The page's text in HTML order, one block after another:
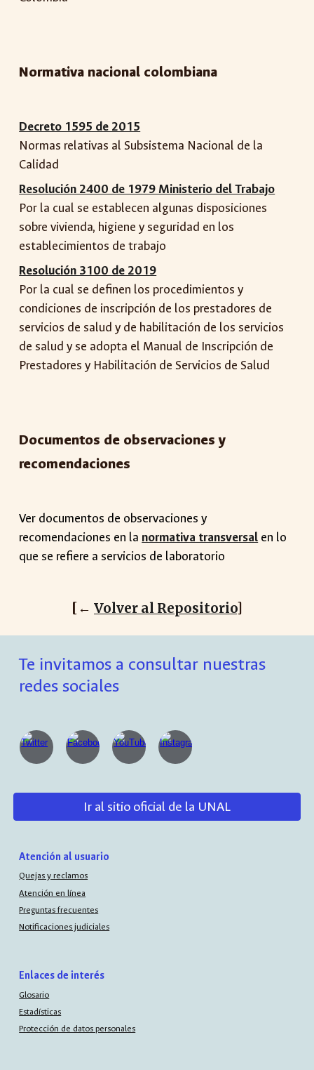
Normativa nacional colombiana
Decreto 1595 de 2015
Normas relativas al Subsistema Nacional de la
Calidad
Resolución 2400 de 1979 Ministerio del Trabajo
Por la cual se establecen algunas disposiciones
sobre vivienda, higiene y seguridad en los
establecimientos de trabajo
Resolución 3100 de 2019
Por la cual se definen los procedimientos y
condiciones de inscripción de los prestadores de
servicios de salud y de habilitación de los servicios
de salud y se adopta el Manual de Inscripción de
Prestadores y Habilitación de Servicios de Salud
Documentos de observaciones y
recomendaciones
Ver documentos de observaciones y
recomendaciones en la normativa transversal en lo
que se refiere a servicios de laboratorio
[← Volver al Repositorio]
Te invitamos a consultar nuestras
redes sociales
Ir al sitio oficial de la UNAL
Atención al usuario
Quejas y reclamos
Atención en línea
Preguntas frecuentes
Notificaciones judiciales
Enlaces de interés
Glosario
Estadísticas
Protección de datos personales